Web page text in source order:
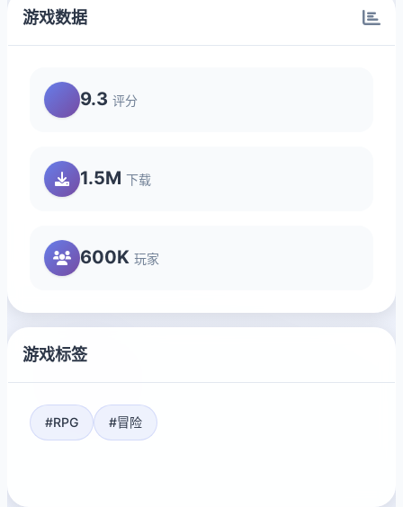
游戏数据
9.3 评分
1.5M 下载
600K 玩家
游戏标签
#RPG #冒险